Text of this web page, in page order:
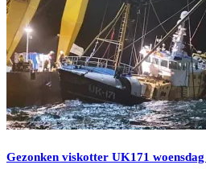
Gezonken viskotter UK171